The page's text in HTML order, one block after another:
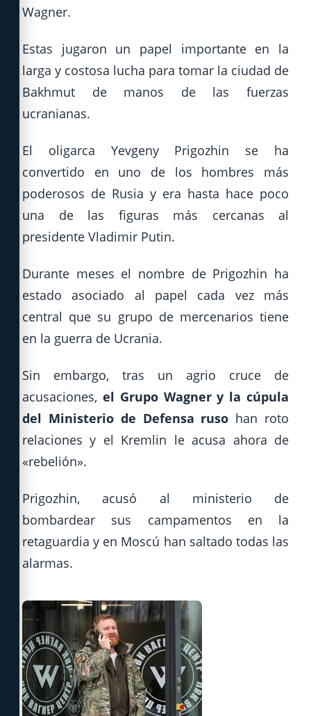
Wagner.
Estas jugaron un papel importante en la
larga y costosa lucha para tomar la ciudad de
Bakhmut de manos de las fuerzas
ucranianas.
El oligarca Yevgeny Prigozhin se ha
convertido en uno de los hombres más
poderosos de Rusia y era hasta hace poco
una de las figuras más cercanas al
presidente Vladimir Putin.
Durante meses el nombre de Prigozhin ha
estado asociado al papel cada vez más
central que su grupo de mercenarios tiene
en la guerra de Ucrania.
Sin embargo, tras un agrio cruce de
acusaciones, el Grupo Wagner y la cúpula
del Ministerio de Defensa ruso han roto
relaciones y el Kremlin le acusa ahora de
«rebelión».
Prigozhin, acusó al ministerio de
bombardear sus campamentos en la
retaguardia y en Moscú han saltado todas las
alarmas.